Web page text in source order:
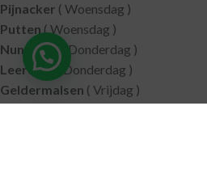
Pijnacker ( Woensdag )
Putten( Woensdag )
Nunspeet( Donderdag )
Leerdam( Donderdag )
Geldermalsen ( Vrijdag )